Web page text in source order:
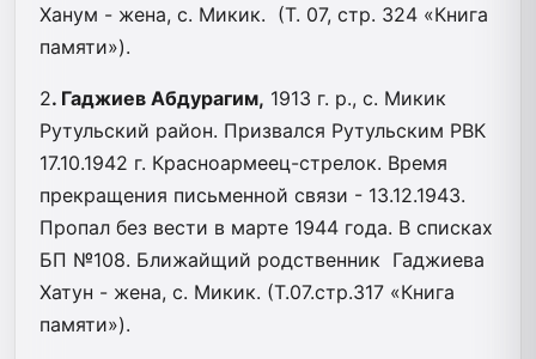
Ханум - жена, с. Микик. (Т. 07, стр. 324 «Книга
памяти»).
2. Гаджиев Абдурагим, 1913 г. р., с. Микик
Рутульский район. Призвался Рутульским РВК
17.10.1942 г. Красноармеец-стрелок. Время
прекращения письменной связи - 13.12.1943.
Пропал без вести в марте 1944 года. В списках
БП №108. Ближайщий родственник Гаджиева
Хатун - жена, с. Микик. (Т.07.стр.317 «Книга
памяти»).